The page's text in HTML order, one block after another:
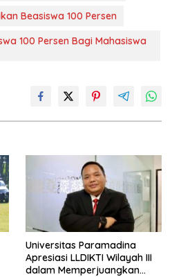
Beasiswa 100 Persen
100 Persen Bagi Mahasiswa
Universitas Paramadina
Apresiasi LLDIKTI Wilayah III
dalam Memperjuangkan